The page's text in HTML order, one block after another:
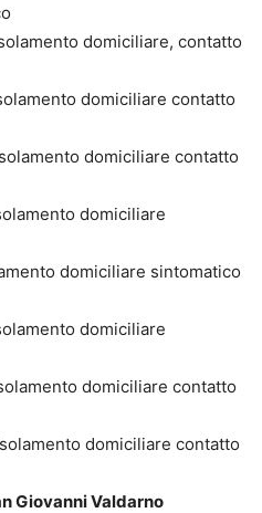
domiciliare, contatto
domiciliare contatto
domiciliare contatto
domiciliare
domiciliare sintomatico
domiciliare
domiciliare contatto
domiciliare contatto
Giovanni Valdarno